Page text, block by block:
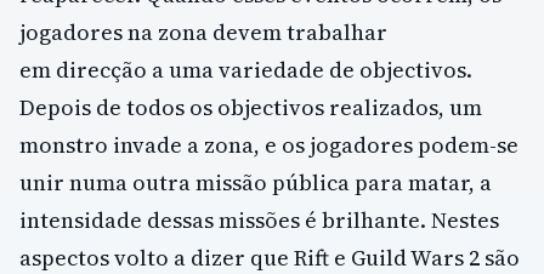
jogadores na zona devem trabalhar
em direcção a uma variedade de objectivos.
Depois de todos os objectivos realizados, um
monstro invade a zona, e os jogadores podem-se
unir numa outra missão pública para matar, a
intensidade dessas missões é brilhante. Nestes
aspectos volto a dizer que Rift e Guild Wars 2 são